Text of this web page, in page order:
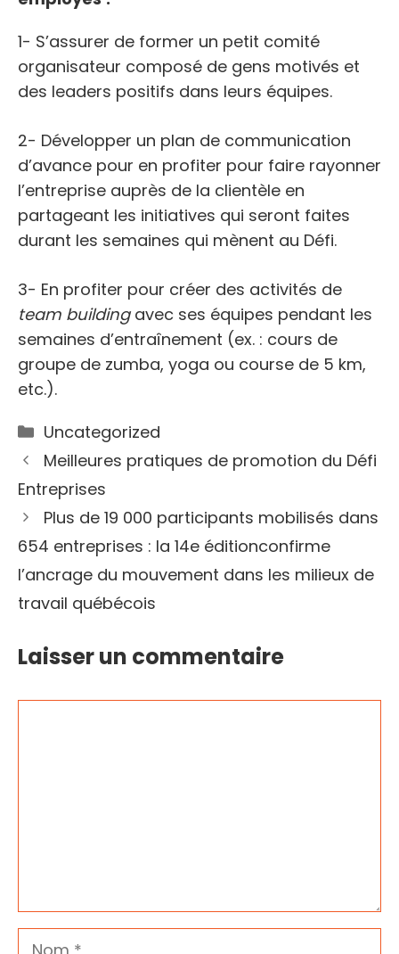
1- S’assurer de former un petit comité
organisateur composé de gens motivés et
des leaders positifs dans leurs équipes.
2- Développer un plan de communication
d’avance pour en profiter pour faire rayonner
l’entreprise auprès de la clientèle en
partageant les initiatives qui seront faites
durant les semaines qui mènent au Défi.
3- En profiter pour créer des activités de
team buildingavec ses équipes pendant les
semaines d’entraînement (ex. : cours de
groupe de zumba, yoga ou course de 5 km,
etc.).
Catégories
Uncategorized
Meilleures pratiques de promotion du Défi
Entreprises
Plus de 19 000 participants mobilisés dans
654 entreprises : la 14e éditionconfirme
l’ancrage du mouvement dans les milieux de
travail québécois
Laisser un commentaire
Nom